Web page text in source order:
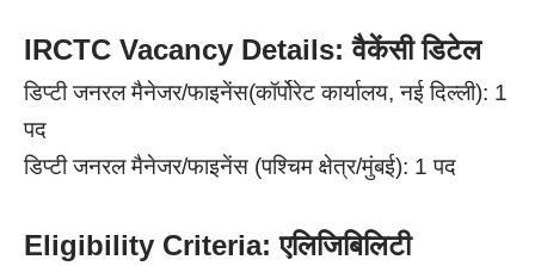
IRCTC Vacancy Details: वैकेंसी डिटेल
डिप्टी जनरल मैनेजर/फाइनेंस(कॉर्पोरेट कार्यालय, नई दिल्ली): 1
पद
डिप्टी जनरल मैनेजर/फाइनेंस (पश्चिम क्षेत्र/मुंबई): 1 पद
Eligibility Criteria: एलिजिबिलिटी